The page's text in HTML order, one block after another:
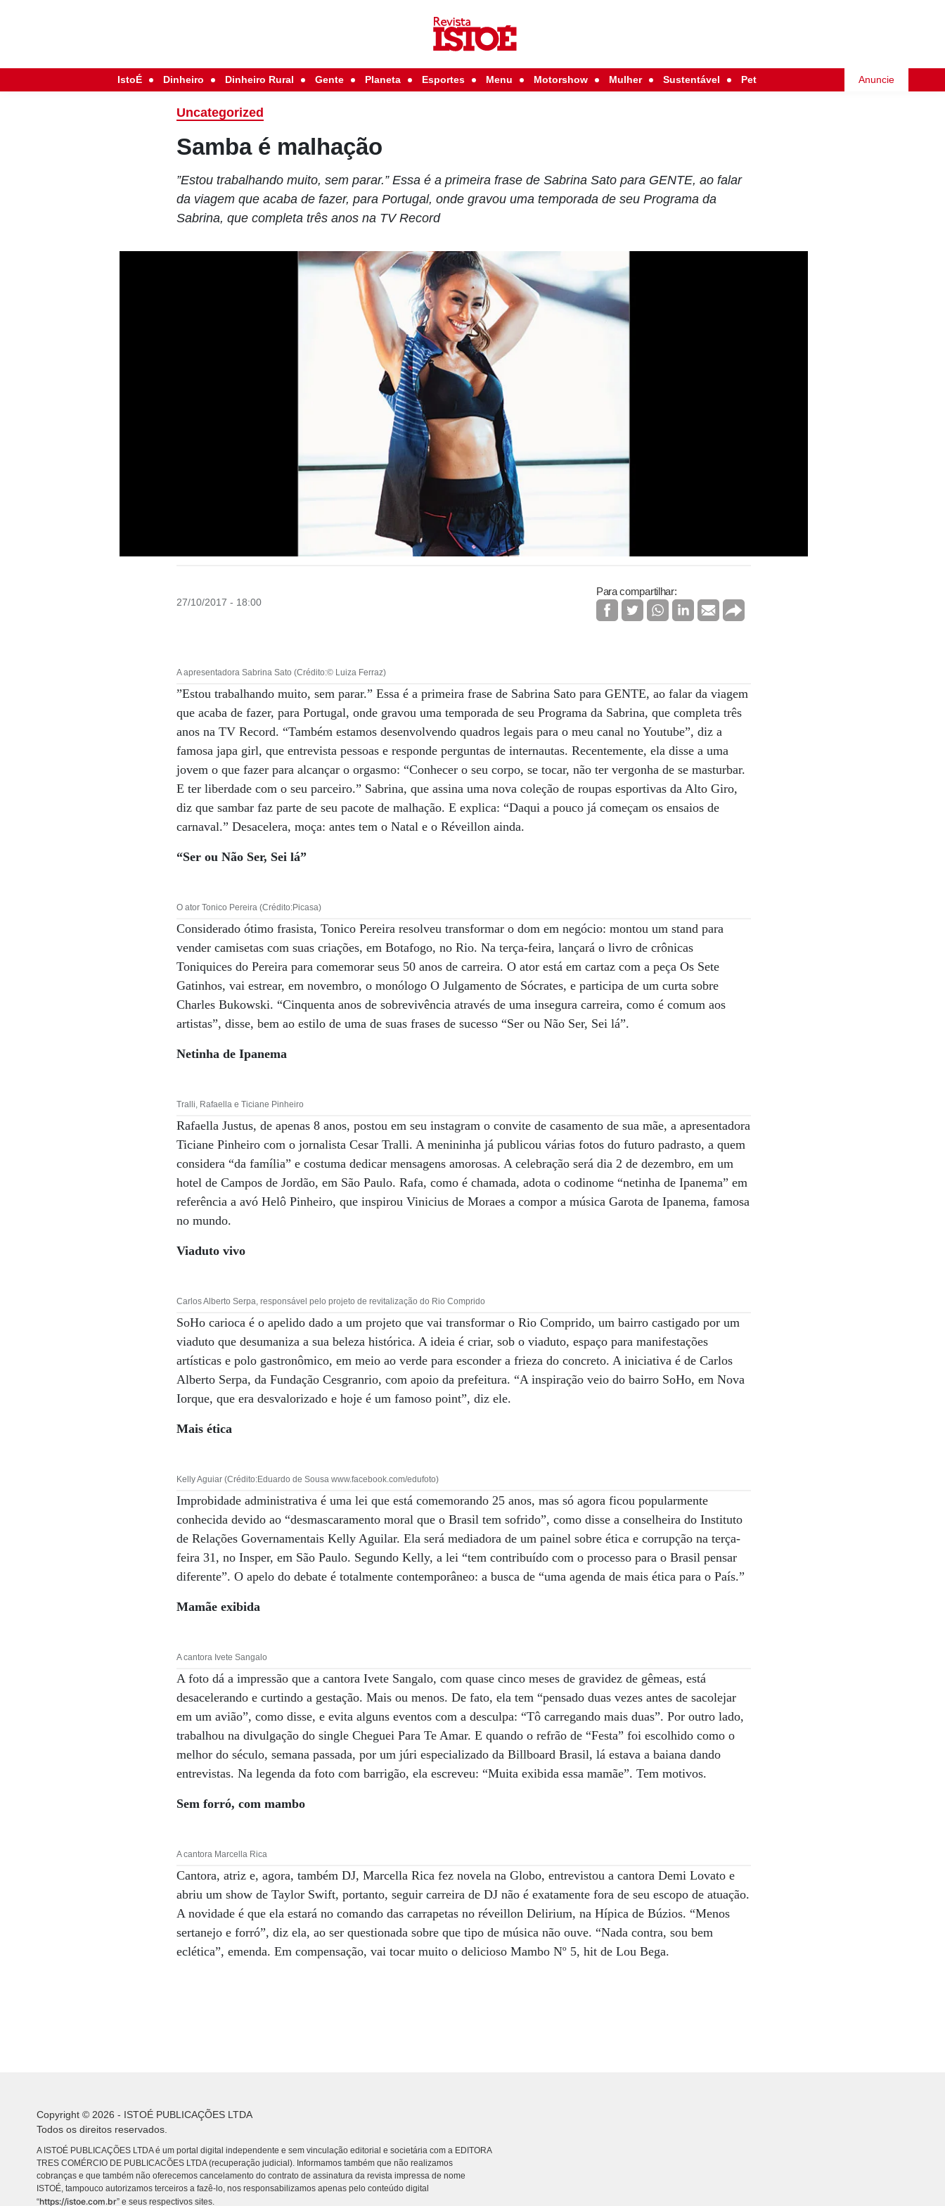
IstoÉ Dinheiro Dinheiro Rural Gente Planeta Esportes Menu Motorshow Mulher Sustentável Pet Anuncie
Uncategorized
Samba é malhação
”Estou trabalhando muito, sem parar.” Essa é a primeira frase de Sabrina Sato para GENTE, ao falar
da viagem que acaba de fazer, para Portugal, onde gravou uma temporada de seu Programa da
Sabrina, que completa três anos na TV Record
27/10/2017 - 18:00
Para compartilhar:
A apresentadora Sabrina Sato (Crédito:© Luiza Ferraz)
”Estou trabalhando muito, sem parar.” Essa é a primeira frase de Sabrina Sato para GENTE, ao falar da viagem
que acaba de fazer, para Portugal, onde gravou uma temporada de seu Programa da Sabrina, que completa três
anos na TV Record. “Também estamos desenvolvendo quadros legais para o meu canal no Youtube”, diz a
famosa japa girl, que entrevista pessoas e responde perguntas de internautas. Recentemente, ela disse a uma
jovem o que fazer para alcançar o orgasmo: “Conhecer o seu corpo, se tocar, não ter vergonha de se masturbar.
E ter liberdade com o seu parceiro.” Sabrina, que assina uma nova coleção de roupas esportivas da Alto Giro,
diz que sambar faz parte de seu pacote de malhação. E explica: “Daqui a pouco já começam os ensaios de
carnaval.” Desacelera, moça: antes tem o Natal e o Réveillon ainda.
“Ser ou Não Ser, Sei lá”
O ator Tonico Pereira (Crédito:Picasa)
Considerado ótimo frasista, Tonico Pereira resolveu transformar o dom em negócio: montou um stand para
vender camisetas com suas criações, em Botafogo, no Rio. Na terça-feira, lançará o livro de crônicas
Toniquices do Pereira para comemorar seus 50 anos de carreira. O ator está em cartaz com a peça Os Sete
Gatinhos, vai estrear, em novembro, o monólogo O Julgamento de Sócrates, e participa de um curta sobre
Charles Bukowski. “Cinquenta anos de sobrevivência através de uma insegura carreira, como é comum aos
artistas”, disse, bem ao estilo de uma de suas frases de sucesso “Ser ou Não Ser, Sei lá”.
Netinha de Ipanema
Tralli, Rafaella e Ticiane Pinheiro
Rafaella Justus, de apenas 8 anos, postou em seu instagram o convite de casamento de sua mãe, a apresentadora
Ticiane Pinheiro com o jornalista Cesar Tralli. A menininha já publicou várias fotos do futuro padrasto, a quem
considera “da família” e costuma dedicar mensagens amorosas. A celebração será dia 2 de dezembro, em um
hotel de Campos de Jordão, em São Paulo. Rafa, como é chamada, adota o codinome “netinha de Ipanema” em
referência a avó Helô Pinheiro, que inspirou Vinicius de Moraes a compor a música Garota de Ipanema, famosa
no mundo.
Viaduto vivo
Carlos Alberto Serpa, responsável pelo projeto de revitalização do Rio Comprido
SoHo carioca é o apelido dado a um projeto que vai transformar o Rio Comprido, um bairro castigado por um
viaduto que desumaniza a sua beleza histórica. A ideia é criar, sob o viaduto, espaço para manifestações
artísticas e polo gastronômico, em meio ao verde para esconder a frieza do concreto. A iniciativa é de Carlos
Alberto Serpa, da Fundação Cesgranrio, com apoio da prefeitura. “A inspiração veio do bairro SoHo, em Nova
Iorque, que era desvalorizado e hoje é um famoso point”, diz ele.
Mais ética
Kelly Aguiar (Crédito:Eduardo de Sousa www.facebook.com/edufoto)
Improbidade administrativa é uma lei que está comemorando 25 anos, mas só agora ficou popularmente
conhecida devido ao “desmascaramento moral que o Brasil tem sofrido”, como disse a conselheira do Instituto
de Relações Governamentais Kelly Aguilar. Ela será mediadora de um painel sobre ética e corrupção na terça-
feira 31, no Insper, em São Paulo. Segundo Kelly, a lei “tem contribuído com o processo para o Brasil pensar
diferente”. O apelo do debate é totalmente contemporâneo: a busca de “uma agenda de mais ética para o País.”
Mamãe exibida
A cantora Ivete Sangalo
A foto dá a impressão que a cantora Ivete Sangalo, com quase cinco meses de gravidez de gêmeas, está
desacelerando e curtindo a gestação. Mais ou menos. De fato, ela tem “pensado duas vezes antes de sacolejar
em um avião”, como disse, e evita alguns eventos com a desculpa: “Tô carregando mais duas”. Por outro lado,
trabalhou na divulgação do single Cheguei Para Te Amar. E quando o refrão de “Festa” foi escolhido como o
melhor do século, semana passada, por um júri especializado da Billboard Brasil, lá estava a baiana dando
entrevistas. Na legenda da foto com barrigão, ela escreveu: “Muita exibida essa mamãe”. Tem motivos.
Sem forró, com mambo
A cantora Marcella Rica
Cantora, atriz e, agora, também DJ, Marcella Rica fez novela na Globo, entrevistou a cantora Demi Lovato e
abriu um show de Taylor Swift, portanto, seguir carreira de DJ não é exatamente fora de seu escopo de atuação.
A novidade é que ela estará no comando das carrapetas no réveillon Delirium, na Hípica de Búzios. “Menos
sertanejo e forró”, diz ela, ao ser questionada sobre que tipo de música não ouve. “Nada contra, sou bem
eclética”, emenda. Em compensação, vai tocar muito o delicioso Mambo Nº 5, hit de Lou Bega.
Copyright © 2026 - ISTOÉ PUBLICAÇÕES LTDA
Todos os direitos reservados.
A ISTOÉ PUBLICAÇÕES LTDA é um portal digital independente e sem vinculação editorial e societária com a EDITORA
TRES COMÉRCIO DE PUBLICACÕES LTDA (recuperação judicial). Informamos também que não realizamos
cobranças e que também não oferecemos cancelamento do contrato de assinatura da revista impressa de nome
ISTOÉ, tampouco autorizamos terceiros a fazê-lo, nos responsabilizamos apenas pelo conteúdo digital
“https://istoe.com.br” e seus respectivos sites.